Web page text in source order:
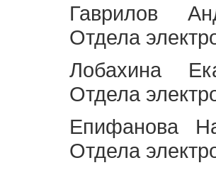
Гаврилов
Отдела
Лобахина
Отдела
Епифанова
Отдела